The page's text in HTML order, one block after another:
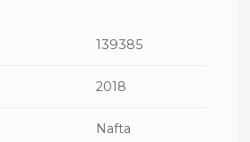
139385
2018
Nafta